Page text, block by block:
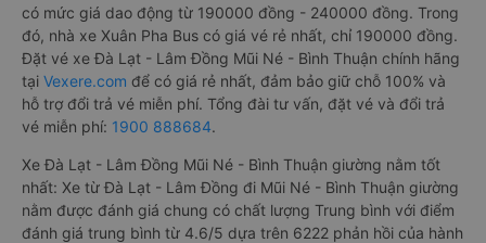
có mức giá dao động từ 190000 đồng - 240000 đồng. Trong
đó, nhà xe Xuân Pha Bus có giá vé rẻ nhất, chỉ 190000 đồng.
Đặt vé xe Đà Lạt - Lâm Đồng Mũi Né - Bình Thuận chính hãng
tại Vexere.com để có giá rẻ nhất, đảm bảo giữ chỗ 100% và
hỗ trợ đổi trả vé miễn phí. Tổng đài tư vấn, đặt vé và đổi trả
vé miễn phí: 1900 888684.
Xe Đà Lạt - Lâm Đồng Mũi Né - Bình Thuận giường nằm tốt
nhất: Xe từ Đà Lạt - Lâm Đồng đi Mũi Né - Bình Thuận giường
nằm được đánh giá chung có chất lượng Trung bình với điểm
đánh giá trung bình từ 4.6/5 dựa trên 6222 phản hồi của hành